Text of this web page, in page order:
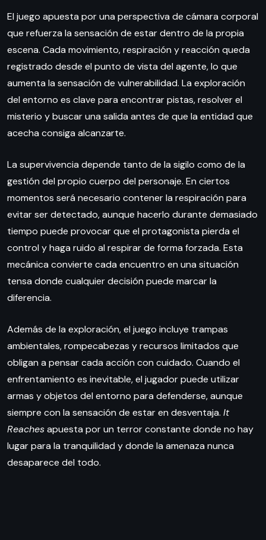
El juego apuesta por una perspectiva de cámara corporal
que refuerza la sensación de estar dentro de la propia
escena. Cada movimiento, respiración y reacción queda
registrado desde el punto de vista del agente, lo que
aumenta la sensación de vulnerabilidad. La exploración
del entorno es clave para encontrar pistas, resolver el
misterio y buscar una salida antes de que la entidad que
acecha consiga alcanzarte.
La supervivencia depende tanto de la sigilo como de la
gestión del propio cuerpo del personaje. En ciertos
momentos será necesario contener la respiración para
evitar ser detectado, aunque hacerlo durante demasiado
tiempo puede provocar que el protagonista pierda el
control y haga ruido al respirar de forma forzada. Esta
mecánica convierte cada encuentro en una situación
tensa donde cualquier decisión puede marcar la
diferencia.
Además de la exploración, el juego incluye trampas
ambientales, rompecabezas y recursos limitados que
obligan a pensar cada acción con cuidado. Cuando el
enfrentamiento es inevitable, el jugador puede utilizar
armas y objetos del entorno para defenderse, aunque
siempre con la sensación de estar en desventaja. It
Reachesapuesta por un terror constante donde no hay
lugar para la tranquilidad y donde la amenaza nunca
desaparece del todo.